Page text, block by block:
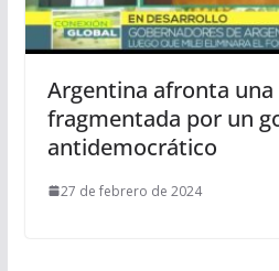
Argentina afronta
fragmentada por un
antidemocrático
27 de febrero de 2024